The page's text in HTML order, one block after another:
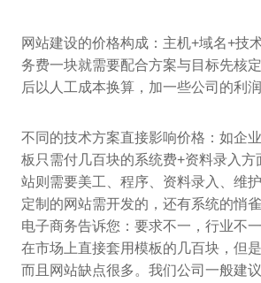
网站建设的价格构成：主机+域名+技
务费一块就需要配合方案与目标先核
后以人工成本换算，加一些公司的利
不同的技术方案直接影响价格：如企
板只需付几百块的系统费+资料录入方
站则需要美工、程序、资料录入、维
定制的网站需开发的，还有系统的悄
电子商务告诉您：要求不一，行业不
在市场上直接套用模板的几百块，但
而且网站缺点很多。我们公司一般建